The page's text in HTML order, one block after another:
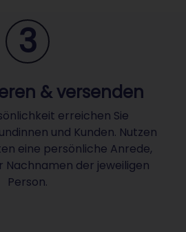
3
& versenden
erreichen Sie
und Kunden. Nutzen
eine persönliche Anrede,
Nachnamen der jeweiligen
Person.